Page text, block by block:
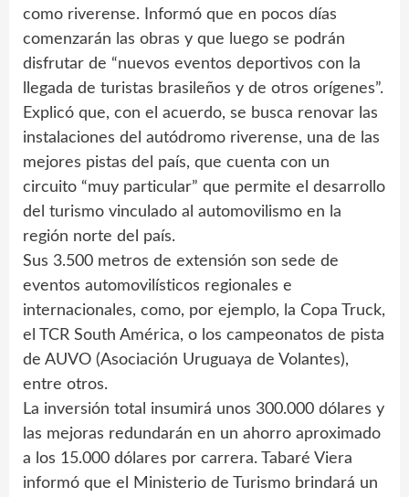
como riverense. Informó que en pocos días
comenzarán las obras y que luego se podrán
disfrutar de “nuevos eventos deportivos con la
llegada de turistas brasileños y de otros orígenes”.
Explicó que, con el acuerdo, se busca renovar las
instalaciones del autódromo riverense, una de las
mejores pistas del país, que cuenta con un
circuito “muy particular” que permite el desarrollo
del turismo vinculado al automovilismo en la
región norte del país.
Sus 3.500 metros de extensión son sede de
eventos automovilísticos regionales e
internacionales, como, por ejemplo, la Copa Truck,
el TCR South América, o los campeonatos de pista
de AUVO (Asociación Uruguaya de Volantes),
entre otros.
La inversión total insumirá unos 300.000 dólares y
las mejoras redundarán en un ahorro aproximado
a los 15.000 dólares por carrera. Tabaré Viera
informó que el Ministerio de Turismo brindará un